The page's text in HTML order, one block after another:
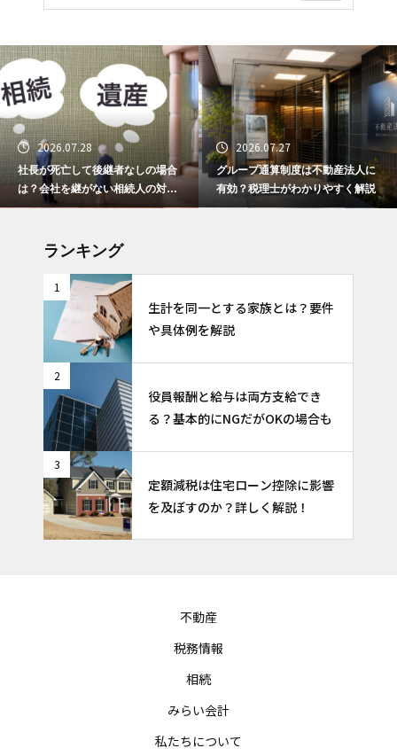
2026.07.28
社長が死亡して後継者なしの場合
は？会社を継がない相続人の対応
と選択肢
2026.07.27
グループ通算制度は不動産法人に
有効？税理士がわかりやすく解説
ランキング
1
生計を同一とする家族とは？要件
や具体例を解説
2
役員報酬と給与は両方支給でき
る？基本的にNGだがOKの場合も
3
定額減税は住宅ローン控除に影響
を及ぼすのか？詳しく解説！
不動産
税務情報
相続
みらい会計
私たちについて